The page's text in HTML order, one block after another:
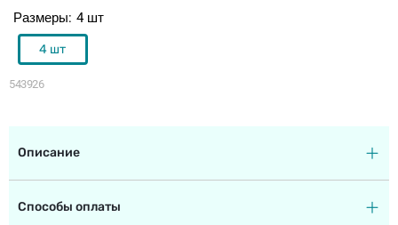
543926
Размеры 4 шт
4 шт
Описание
Способы оплаты